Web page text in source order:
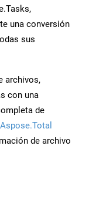
una conversión
sus
archivos,
con una
de
Aspose.Total
de archivo